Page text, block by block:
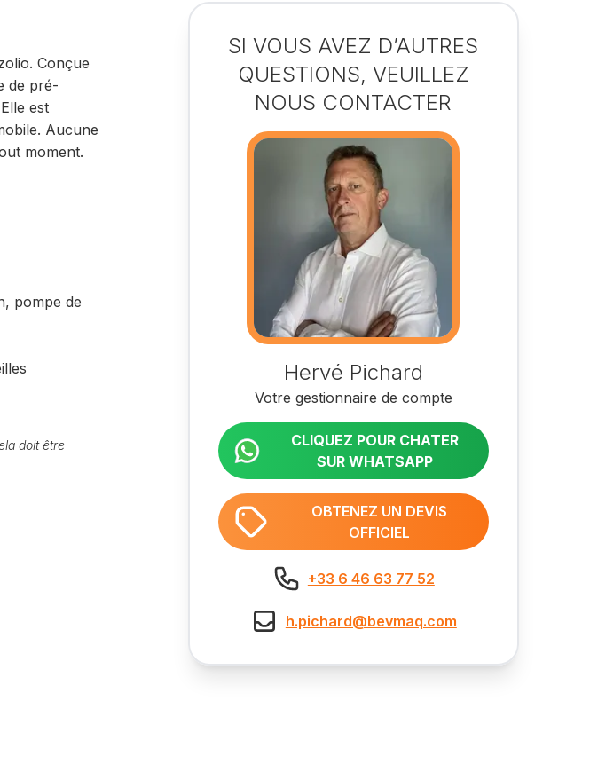
Conçue
de pré-
est
Aucune
moment.
pompe de
doit être
SI VOUS AVEZ D’AUTRES
QUESTIONS, VEUILLEZ
NOUS CONTACTER
Hervé Pichard
Votre gestionnaire de compte
CLIQUEZ POUR CHATER
SUR WHATSAPP
OBTENEZ UN DEVIS
OFFICIEL
+33 6 46 63 77 52
h.pichard@bevmaq.com